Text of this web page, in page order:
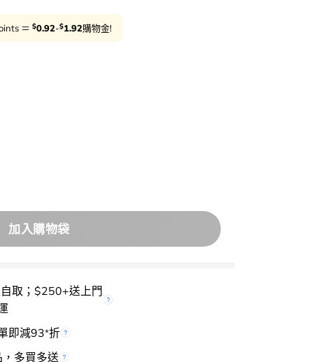
＝ $0.92-$1.92購物金!
加入購物袋
取；$250+送上門
即減93*折
多買多送